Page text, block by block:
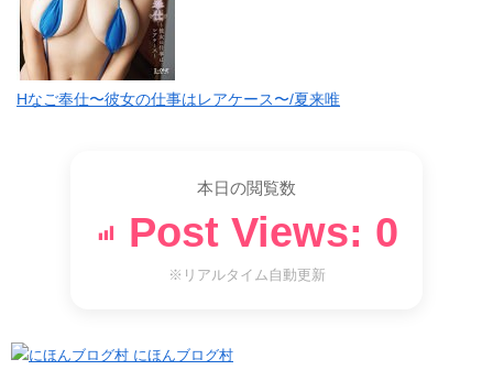
Hなご奉仕〜彼女の仕事はレアケース〜/夏来唯
本日の閲覧数
Post Views: 0
※リアルタイム自動更新